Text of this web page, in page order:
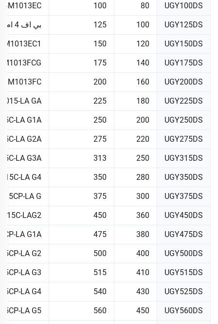
UGY100DS
80
100
UGY125DS
100
125 بي اف 4 ام 1013 اف سي
UGY150DS
120
150
UGY175DS
140
175
UGY200DS
160
200
UGY225DS
180
225
LA GA
UGY250DS
200
250
LA G1A
UGY275DS
220
275
LA G2A
UGY315DS
250
313
LA G3A
UGY350DS
280
350
LA G4
UGY375DS
300
375
LA G
UGY450DS
360
450
LAG2
UGY475DS
380
475
LA G1A
UGY500DS
400
500
LA G2
UGY515DS
410
515
LA G3
UGY525DS
430
540
LA G4
UGY560DS
450
560
LA G5